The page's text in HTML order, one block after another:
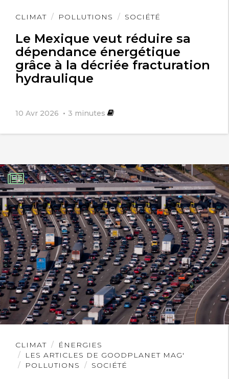
CLIMAT POLLUTIONS SOCIÉTÉ
Le Mexique veut réduire sa
dépendance énergétique
grâce à la décriée fracturation
hydraulique
10 Avr 2026 3 minutes
Lire
CLIMAT
ÉNERGIES
LES ARTICLES DE GOODPLANET MAG'
POLLUTIONS
SOCIÉTÉ
Lire
l'article